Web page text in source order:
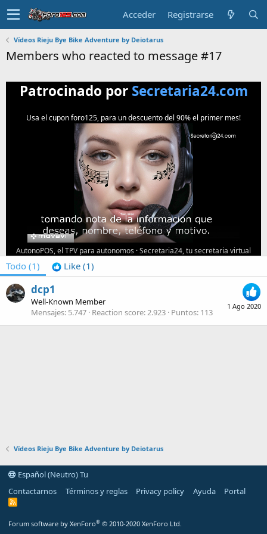
Acceder Registrarse
Vídeos Rieju Bye Bike Adventure by Deiotarus
Members who reacted to message #17
Patrocinado por Secretaria24.com
Usa el cupon foro125, para un descuento del 90% el primer mes!
AutonoPOS, el TPV para autonomos ·Secretaria24, tu secretaria virtual
Todo (1) Like (1)
1 Ago 2020
dcp1
Well-Known Member
Mensajes 5.747 Reaction score 2.923 Puntos 113
Vídeos Rieju Bye Bike Adventure by Deiotarus
Español (Neutro) Tu
Contactarnos
Términos y reglas Privacy policy Ayuda Portal
R
Forum software by XenForo® © 2010-2020 XenForo Ltd.